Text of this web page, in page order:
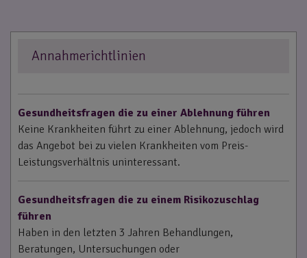
Annahmerichtlinien
Gesundheitsfragen die zu einer Ablehnung führen
Keine Krankheiten führt zu einer Ablehnung, jedoch wird
das Angebot bei zu vielen Krankheiten vom Preis-
Leistungsverhältnis uninteressant.
Gesundheitsfragen die zu einem Risikozuschlag
führen
Haben in den letzten 3 Jahren Behandlungen,
Beratungen, Untersuchungen oder